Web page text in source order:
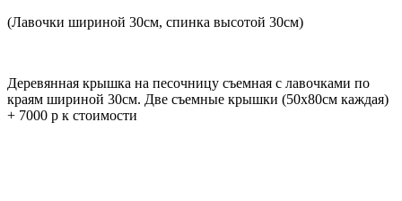
(Лавочки шириной 30см, спинка высотой 30см)
Деревянная крышка на песочницу съемная с лавочками по
краям шириной 30см. Две съемные крышки (50х80см каждая)
+ 7000 р к стоимости